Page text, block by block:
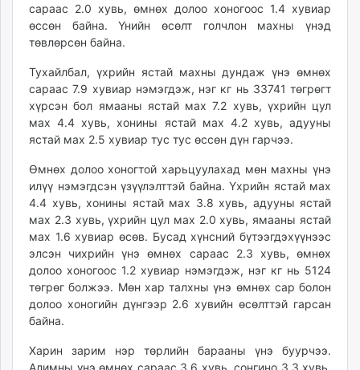
сараас 2.0 хувь, өмнөх долоо хоногоос 1.4 хувиар
өссөн байна. Үнийн өсөлт голчлон махны үнэд
төвлөрсөн байна.
Тухайлбал, үхрийн ястай махны дундаж үнэ өмнөх
сараас 7.9 хувиар нэмэгдэж, нэг кг нь 33741 төгрөгт
хүрсэн бол ямааны ястай мах 7.2 хувь, үхрийн цул
мах 4.4 хувь, хонины ястай мах 4.2 хувь, адууны
ястай мах 2.5 хувиар тус тус өссөн дүн гарчээ.
Өмнөх долоо хоногтой харьцуулахад мөн махны үнэ
илүү нэмэгдсэн үзүүлэлттэй байна. Үхрийн ястай мах
4.4 хувь, хонины ястай мах 3.8 хувь, адууны ястай
мах 2.3 хувь, үхрийн цул мах 2.0 хувь, ямааны ястай
мах 1.6 хувиар өсөв. Бусад хүнсний бүтээгдэхүүнээс
элсэн чихрийн үнэ өмнөх сараас 2.3 хувь, өмнөх
долоо хоногоос 1.2 хувиар нэмэгдэж, нэг кг нь 5124
төгрөг болжээ. Мөн хар талхны үнэ өмнөх сар болон
долоо хоногийн дүнгээр 2.6 хувийн өсөлттэй гарсан
байна.
Харин зарим нэр төрлийн барааны үнэ буурчээ.
Алимны үнэ өмнөх сараас 3.6 хувь, сонгино 3.3 хувь,